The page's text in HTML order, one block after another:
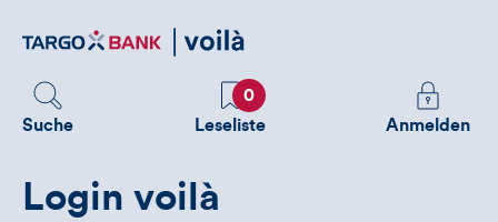
zum
Suche
Favoriten
0
Leseliste
Melden
Sie
Anmelden
Login voilà